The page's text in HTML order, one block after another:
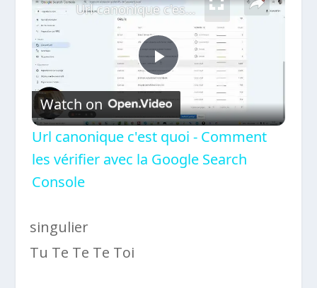
Play
Video
Url canonique c'est quoi - Comment les vérifier avec la Google Search Console
Watch on
Url canonique c'est quoi - Comment
les vérifier avec la Google Search
Console
singulier
Tu Te Te Te Toi